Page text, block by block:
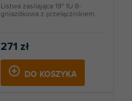
271 zł
DO KOSZYKA
Listwa zasilająca 19" 1U 8-
gniazdkowa z przełącznikiem.